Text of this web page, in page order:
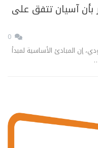
بأن آسيان تتفق على
إن المبادئ الأساسية لمبدأ